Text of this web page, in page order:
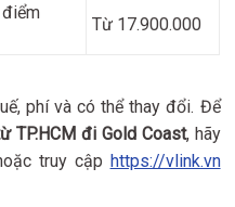
Từ 17.900.000
phí và có thể thay đổi. Để
TP.HCM đi Gold Coast, hãy
truy cập https://vlink.vn